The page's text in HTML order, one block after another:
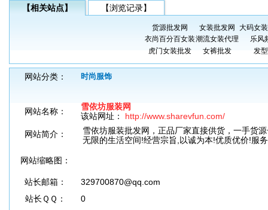
【相关站点】 【浏览记录】
货源批发网 女装批发网
大码女
衣尚百分百女装潮流女装代理
乐风
虎门女装批发
女裤批发 发
网站分类： 时尚服饰
网站名称：
雪依坊服装网
该站网址： http://www.sharevfun.com/
网站简介：
雪依坊服装批发网，正品厂家直接供货，一手货
无限的生活空间!经营宗旨,以诚为本!优质优价!服
网站缩略图：
站长邮箱：
329700870@qq.com
站长ＱＱ：
0